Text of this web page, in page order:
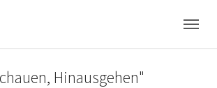
Hinausgehen"